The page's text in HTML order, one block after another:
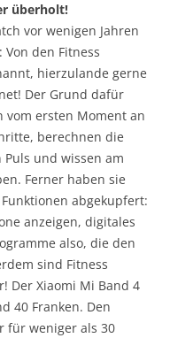
überholt!
vor wenigen Jahren
den Fitness
hierzulande gerne
Der Grund dafür
vom ersten Moment an
berechnen die
und wissen am
Ferner haben sie
abgekupfert:
anzeigen, digitales
also, die den
sind Fitness
Der Xiaomi Mi Band 4
40 Franken. Den
für weniger als 30